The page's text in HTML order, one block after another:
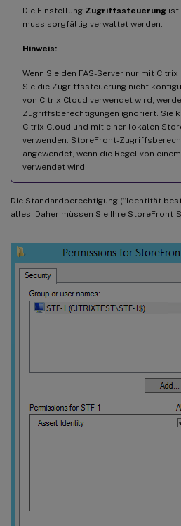
Die Einstellung Zugriffssteuerung ist
muss sorgfältig verwaltet werden.
Hinweis:
Wenn Sie den FAS-Server nur mit
Sie die Zugriffssteuerung nicht
von Citrix Cloud verwendet wird,
Zugriffsberechtigungen ignoriert. Sie
Citrix Cloud und mit einer lokalen
verwenden. StoreFront-
angewendet, wenn die Regel von
verwendet wird.
Die Standardberechtigung (“Identität
alles. Daher müssen Sie Ihre StoreFront-